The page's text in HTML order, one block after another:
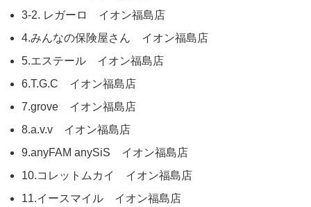
3-2. レガーロ イオン福島店
4.みんなの保険屋さん イオン福島店
5.エステール イオン福島店
6.T.G.C イオン福島店
7.grove イオン福島店
8.a.v.v イオン福島店
9.anyFAM anySiS イオン福島店
10.コレットムカイ イオン福島店
11.イースマイル イオン福島店